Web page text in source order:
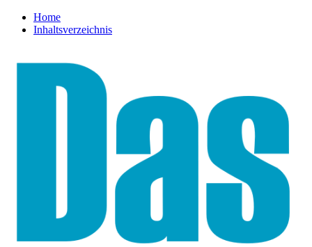
Home
Inhaltsverzeichnis